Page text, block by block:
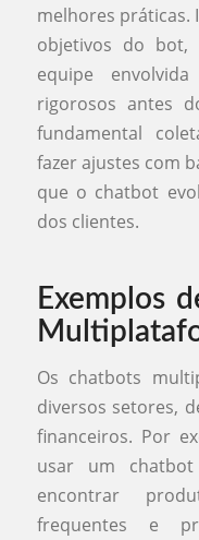
melhores práticas.
objetivos do bot,
equipe
rigorosos antes
fundamental
fazer ajustes com
que o chatbot
dos clientes.
Exemplos
Os chatbots
diversos setores,
financeiros. Por
usar um
encontrar
frequentes e